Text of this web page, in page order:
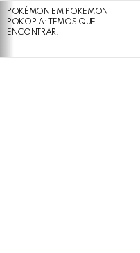
POKÉMON EM POKÉMON
POKOPIA: TEMOS QUE
ENCONTRAR!